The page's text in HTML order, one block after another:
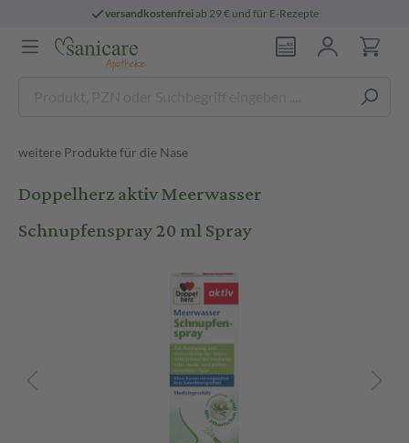
versandkostenfreiab 29 € und für E-Rezepte
weitere Produkte für die Nase
Doppelherz aktiv Meerwasser
Schnupfenspray 20 ml Spray